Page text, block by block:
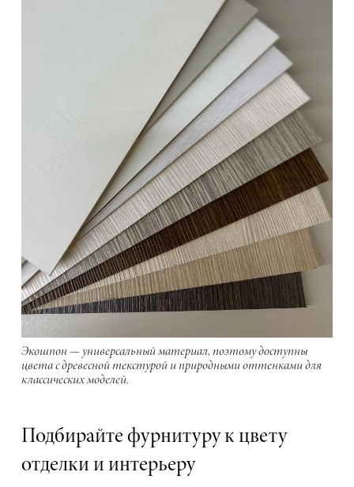
Экошпон — универсальный материал, поэтому доступны
цвета с древесной текстурой и природными оттенками для
классических моделей.
Подбирайте фурнитуру к цвету
отделки и интерьеру